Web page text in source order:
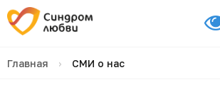
Главная › СМИ о нас